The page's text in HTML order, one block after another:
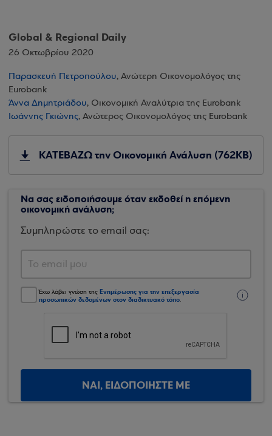
Global & Regional Daily
26 Οκτωβρίου 2020
Παρασκευή Πετροπούλου, Ανώτερη Οικονομολόγος της
Eurobank
Άννα Δημητριάδου, Οικονομική Αναλύτρια της Eurobank
Ιωάννης Γκιώνης, Ανώτερος Οικονομολόγος της Eurobank
ΚΑΤΕΒΑΖΩ την Οικονομική Ανάλυση (762KB)
Να σας ειδοποιήσουμε όταν εκδοθεί η επόμενη
οικονομική ανάλυση;
Συμπληρώστε το email σας:
Έχω λάβει γνώση της Ενημέρωσης για την επεξεργασία
προσωπικών δεδομένων στον διαδικτυακό τόπο.
ΝΑΙ, ΕΙΔΟΠΟΙΗΣΤΕ ΜΕ